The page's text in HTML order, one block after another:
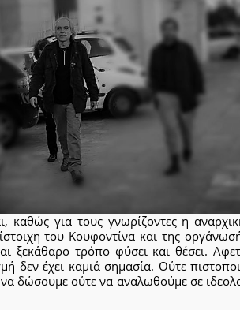
καθώς για τους γνωρίζοντες η
του Κουφοντίνα και της
ξεκάθαρο τρόπο φύσει και θέσει.
δεν έχει καμιά σημασία. Ούτε
δώσουμε ούτε να αναλωθούμε σε